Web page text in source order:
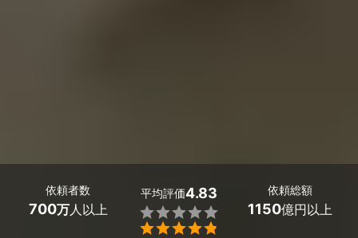
依頼者数
700万人以上
平均評価4.83


依頼総額
1150億円以上